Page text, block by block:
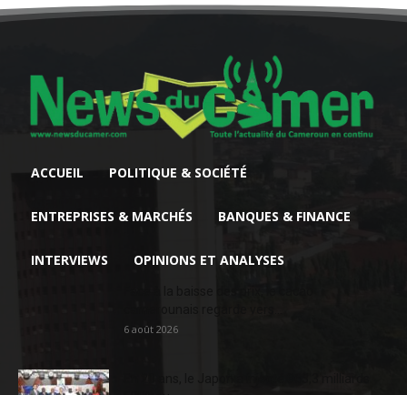
ACCUEIL POLITIQUE & SOCIÉTÉ
ENTREPRISES & MARCHÉS BANQUES & FINANCE
INTERVIEWS OPINIONS ET ANALYSES
6 août 2026